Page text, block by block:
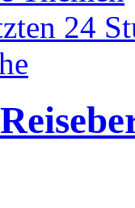
24